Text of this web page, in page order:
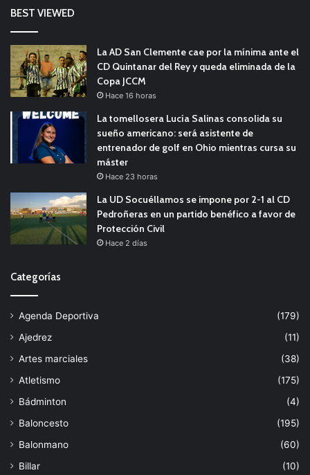
BEST VIEWED
La AD San Clemente cae por la mínima ante el
CD Quintanar del Rey y queda eliminada de la
Copa JCCM
Hace 16 horas
La tomellosera Lucía Salinas consolida su
sueño americano: será asistente de
entrenador de golf en Ohio mientras cursa su
máster
Hace 23 horas
La UD Socuéllamos se impone por 2-1 al CD
Pedroñeras en un partido benéfico a favor de
Protección Civil
Hace 2 días
Categorías
Agenda Deportiva
(179)
Ajedrez
(11)
Artes marciales
(38)
Atletismo
(175)
Bádminton
(4)
Baloncesto
(195)
Balonmano
(60)
Billar
(10)